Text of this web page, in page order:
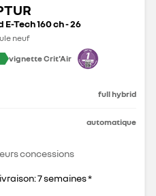
Tech 160 ch - 26
neuf
vignette Crit'Air
full hybrid
automatique
concessions
7 semaines *